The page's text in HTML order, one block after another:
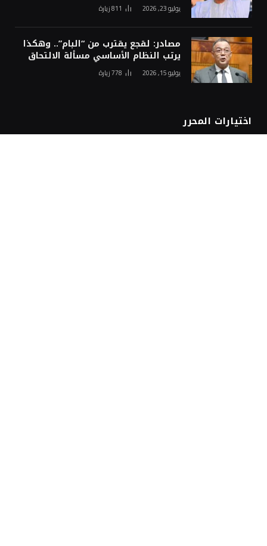
يوليو 23, 2026 811زيارة
مصادر: لقجع يقترب من “البام”.. وهكذا
يرتب النظام الأساسي مسألة الالتحاق
يوليو 15, 2026 778زيارة
اختيارات المحرر